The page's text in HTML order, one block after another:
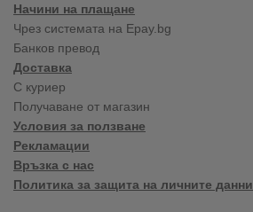
Начини на плащане
Чрез системата на Epay.bg
Банков превод
Доставка
С куриер
Получаване от магазин
Условия за ползване
Рекламации
Връзка с нас
Политика за защита на личните данни